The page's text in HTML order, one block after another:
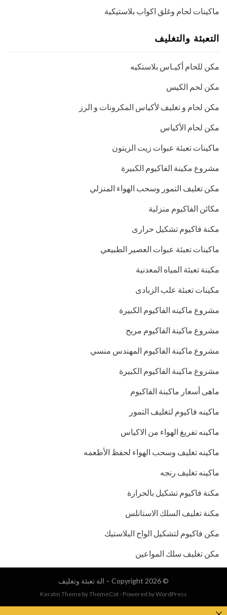
ماكينات لحام وغلق اكواب بلاستيكية
التعبئة والتغليف
مكن للحام أكيـاس بلاستكيه
مكن لحم الكيس
مكن لحام و تغليف لأكياس المكرونات و الرز
مكن لحام الأكياس
ماكينات تعبئة عبوات زيت الزيتون
مشروع مكينة الفاكيوم الكبيرة
مكن تغليف التمور وسحب الهواء المنزلي
مكائن الفاكيوم منزلية
مكنة فاكيوم تشكيل حرارى
ماكينات تعبئة عبوات العصير الطبيعي
مكينة تعبئة المياه المعدنية
مكينات تعبئة علب الزبادى
مشروع ماكينه الفاكيوم الكبيرة
مشروع ماكينة الفاكيوم مربح
مشروع ماكينة الفاكيوم المهندس منسي
مشروع ماكينة الفاكيوم الكبيرة
ماهى أسعار ماكبنة الفاكيوم
ماكينه فاكيوم لتغليف التمور
ماكينه تفريغ الهواء من الاكياس
ماكينه تغليف وسحب الهواء لحفظ الأطعمه
ماكينه تغليف رنجه
مكنة فاكيوم تشكيل بالحرارة
مكنة تغليف السلك الاستانلس
مكن فاكيوم لتشكيل الواح البلاستيك
مكن تغليف سلك المواعين
© Copyright 2026 – الة تعبئة وتغليف
Keratin Theme byThemeCot ⋅ Powered byWordPress